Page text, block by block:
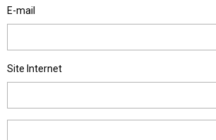
E-mail
Site Internet